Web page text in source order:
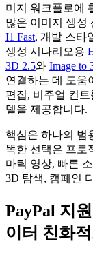
미지 워크플로에
많은 이미지 생성
I1 Fast, 개발 스타
생성 시나리오용
3D 2.5와 Image to
연결하는 데 도움
편집, 비주얼 컨
델을 제공합니다.
핵심은 하나의 범
똑한 선택은 프로
마틱 영상, 빠른
3D 탐색, 캠페인
PayPal 지
이터 친화